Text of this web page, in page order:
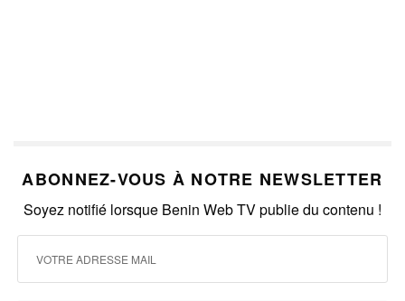
ABONNEZ-VOUS À NOTRE NEWSLETTER
Soyez notifié lorsque Benin Web TV publie du contenu !